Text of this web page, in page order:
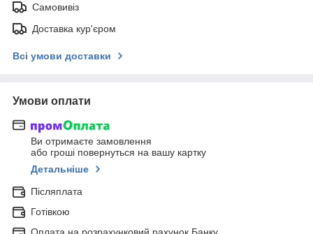
Самовивіз
Доставка кур'єром
Всі умови доставки
Умови оплати
Ви отримаєте замовлення
або гроші повернуться на вашу картку
Детальніше
Післяплата
Готівкою